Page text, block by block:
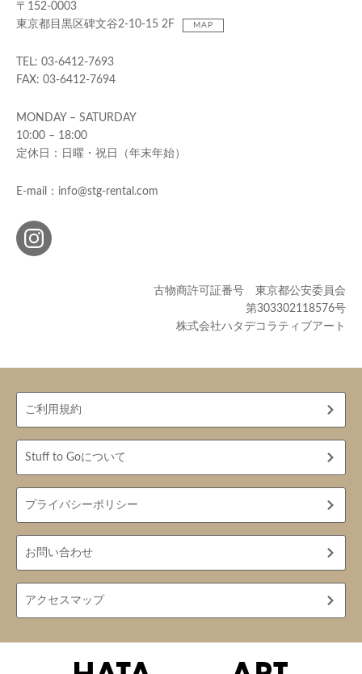
〒152-0003
東京都目黒区碑文谷2-10-15 2F
MAP
TEL: 03-6412-7693
FAX: 03-6412-7694
MONDAY – SATURDAY
10:00 – 18:00
定休日：日曜・祝日（年末年始）
E-mail：info@stg-rental.com
古物商許可証番号 東京都公安委員会
第303302118576号
株式会社ハタデコラティブアート
ご利用規約
Stuff to Goについて
プライバシーポリシー
お問い合わせ
アクセスマップ